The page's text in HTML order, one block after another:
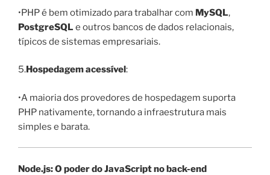
•PHP é bem otimizado para trabalhar com MySQL,
PostgreSQL e outros bancos de dados relacionais,
típicos de sistemas empresariais.
5.Hospedagem acessível:
•A maioria dos provedores de hospedagem suporta
PHP nativamente, tornando a infraestrutura mais
simples e barata.
Node.js: O poder do JavaScript no back-end